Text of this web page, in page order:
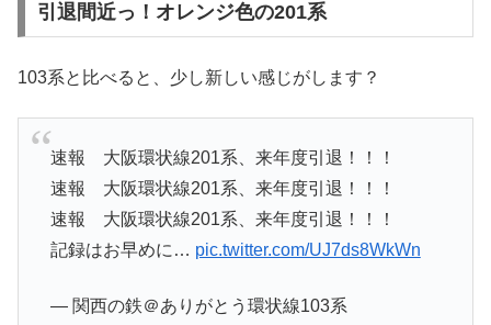
引退間近っ！オレンジ色の201系
103系と比べると、少し新しい感じがします？
速報 大阪環状線201系、来年度引退！！！
速報 大阪環状線201系、来年度引退！！！
速報 大阪環状線201系、来年度引退！！！
記録はお早めに… pic.twitter.com/UJ7ds8WkWn
— 関西の鉄＠ありがとう環状線103系